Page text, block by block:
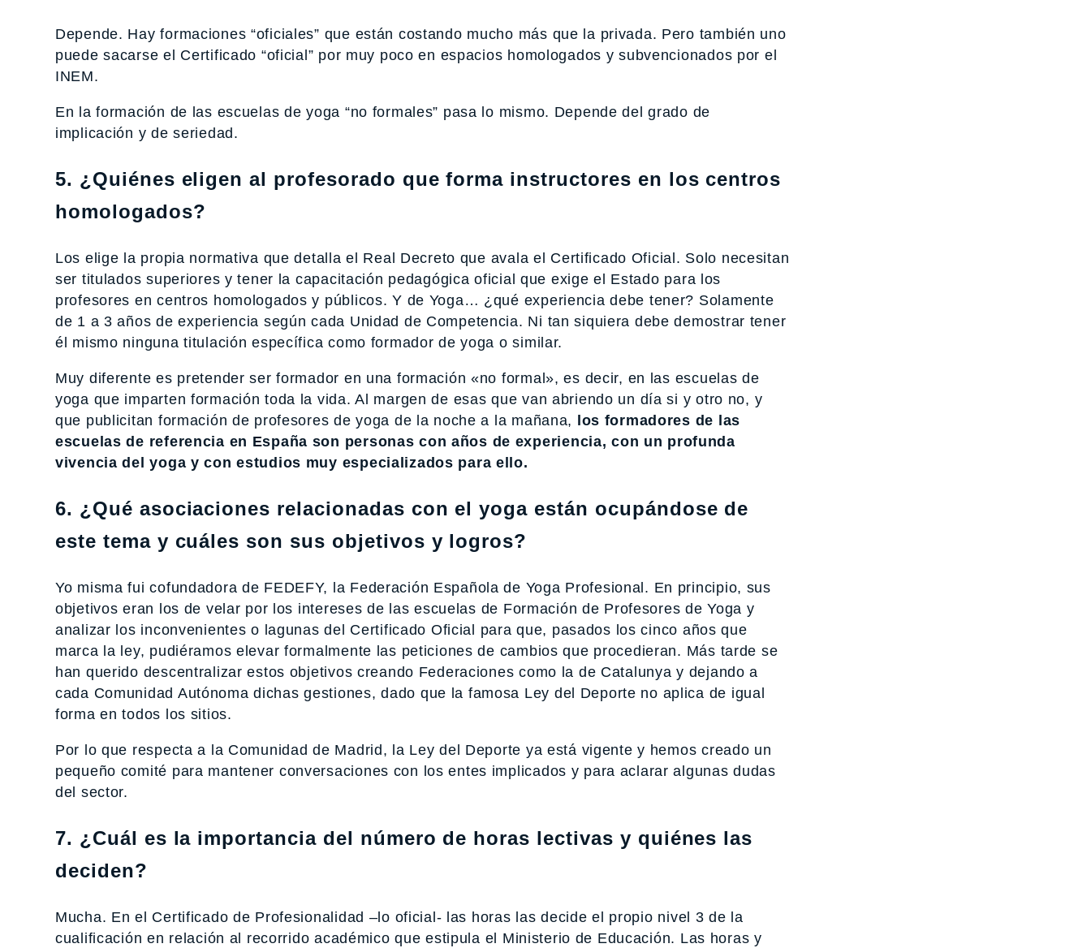
Depende. Hay formaciones “oficiales” que están costando mucho más que la privada. Pero también uno
puede sacarse el Certificado “oficial” por muy poco en espacios homologados y subvencionados por el
INEM.
En la formación de las escuelas de yoga “no formales” pasa lo mismo. Depende del grado de
implicación y de seriedad.
5. ¿Quiénes eligen al profesorado que forma instructores en los centros
homologados?
Los elige la propia normativa que detalla el Real Decreto que avala el Certificado Oficial. Solo necesitan
ser titulados superiores y tener la capacitación pedagógica oficial que exige el Estado para los
profesores en centros homologados y públicos. Y de Yoga… ¿qué experiencia debe tener? Solamente
de 1 a 3 años de experiencia según cada Unidad de Competencia. Ni tan siquiera debe demostrar tener
él mismo ninguna titulación específica como formador de yoga o similar.
Muy diferente es pretender ser formador en una formación «no formal», es decir, en las escuelas de
yoga que imparten formación toda la vida. Al margen de esas que van abriendo un día si y otro no, y
que publicitan formación de profesores de yoga de la noche a la mañana,
los formadores de las
escuelas de referencia en España son personas con años de experiencia, con un profunda
vivencia del yoga y con estudios muy especializados para ello.
6. ¿Qué asociaciones relacionadas con el yoga están ocupándose de
este tema y cuáles son sus objetivos y logros?
Yo misma fui cofundadora de FEDEFY, la Federación Española de Yoga Profesional. En principio, sus
objetivos eran los de velar por los intereses de las escuelas de Formación de Profesores de Yoga y
analizar los inconvenientes o lagunas del Certificado Oficial para que, pasados los cinco años que
marca la ley, pudiéramos elevar formalmente las peticiones de cambios que procedieran. Más tarde se
han querido descentralizar estos objetivos creando Federaciones como la de Catalunya y dejando a
cada Comunidad Autónoma dichas gestiones, dado que la famosa Ley del Deporte no aplica de igual
forma en todos los sitios.
Por lo que respecta a la Comunidad de Madrid, la Ley del Deporte ya está vigente y hemos creado un
pequeño comité para mantener conversaciones con los entes implicados y para aclarar algunas dudas
del sector.
7. ¿Cuál es la importancia del número de horas lectivas y quiénes las
deciden?
Mucha. En el Certificado de Profesionalidad –lo oficial- las horas las decide el propio nivel 3 de la
cualificación en relación al recorrido académico que estipula el Ministerio de Educación. Las horas y